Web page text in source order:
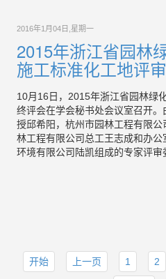
2016年1月04日,星期一
2015年浙江省园林
施工标准化工地评
10月16日，2015年浙江省园林绿
终评会在学会秘书处会议室召开
授邱希阳，杭州市园林工程有限
林工程有限公司总工王志成和办
环境有限公司陆凯组成的专家评审
开始 上一页 1 2